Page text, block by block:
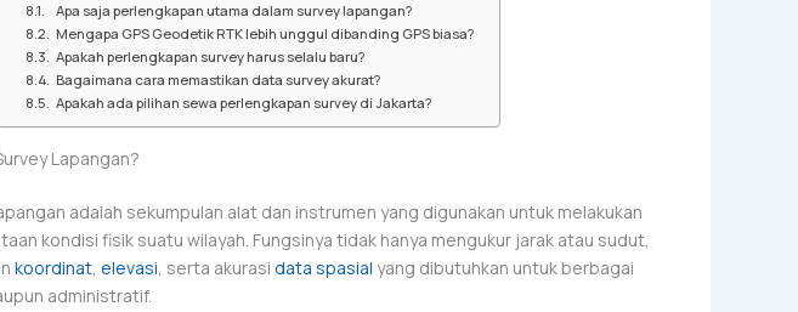
Apa saja perlengkapan utama dalam survey lapangan?
Mengapa GPS Geodetik RTK lebih unggul dibanding GPS biasa?
Apakah perlengkapan survey harus selalu baru?
Bagaimana cara memastikan data survey akurat?
Apakah ada pilihan sewa perlengkapan survey di Jakarta?
Lapangan?
adalah sekumpulan alat dan instrumen yang digunakan untuk melakukan
kondisi fisik suatu wilayah. Fungsinya tidak hanya mengukur jarak atau sudut,
koordinat, elevasi, serta akurasi data spasial yang dibutuhkan untuk berbagai
administratif.